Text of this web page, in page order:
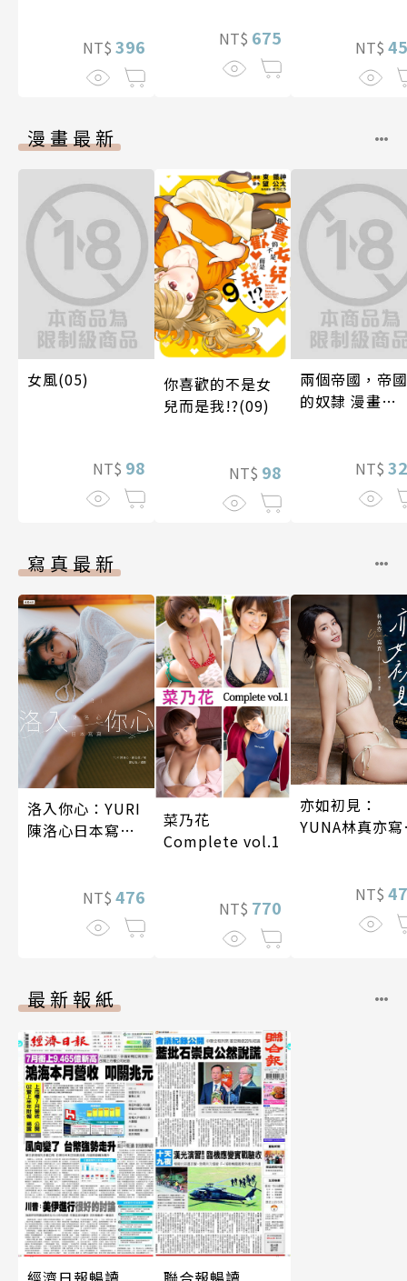
NT$ 396 NT$ 675 NT$
漫畫最新
女風(05)
NT$ 98
你喜歡的不是女
兒而是我!?(09)
NT$ 98
兩個帝國，帝國
的奴隸 漫畫
NT$
寫真最新
洛入你心：YURI
陳洛心日本寫真
NT$ 476
菜乃花
Complete vol.1
NT$ 770
亦如初見：
YUNA林真亦寫
NT$
最新報紙